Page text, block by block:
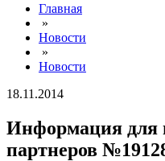
Главная
»
Новости
»
Новости
18.11.2014
Информация для
партнеров